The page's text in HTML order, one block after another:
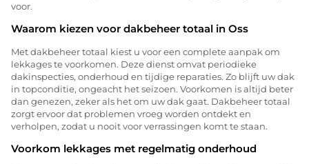
voor.
Waarom kiezen voor dakbeheer totaal in Oss
Met dakbeheer totaal kiest u voor een complete aanpak om
lekkages te voorkomen. Deze dienst omvat periodieke
dakinspecties, onderhoud en tijdige reparaties. Zo blijft uw dak
in topconditie, ongeacht het seizoen. Voorkomen is altijd beter
dan genezen, zeker als het om uw dak gaat. Dakbeheer totaal
zorgt ervoor dat problemen vroeg worden ontdekt en
verholpen, zodat u nooit voor verrassingen komt te staan.
Voorkom lekkages met regelmatig onderhoud